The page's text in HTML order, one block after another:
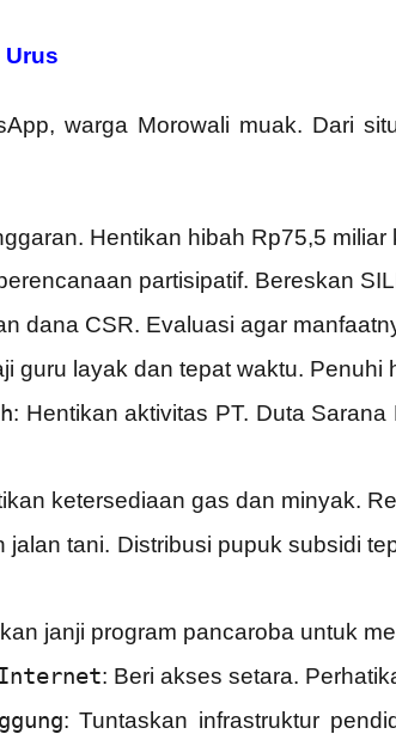
Urus
warga Morowali muak. Dari
Hentikan hibah Rp75,5 miliar
partisipatif. Bereskan
dana CSR. Evaluasi agar
guru layak dan tepat waktu. Penuhi
: Hentikan aktivitas PT. Duta
ketersediaan gas dan minyak.
jalan tani. Distribusi pupuk subsidi
janji program pancaroba untuk
: Beri akses setara.
: Tuntaskan infrastruktur